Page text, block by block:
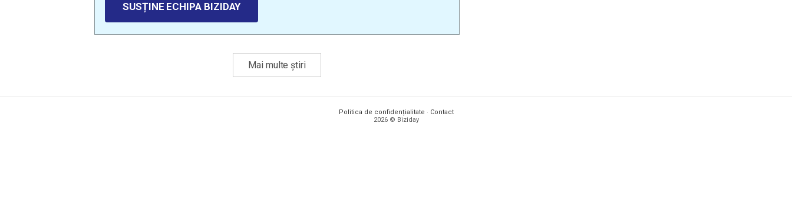
SUSȚINE ECHIPA BIZIDAY
Mai multe știri
Politica de confidențialitate · Contact
2026 © Biziday